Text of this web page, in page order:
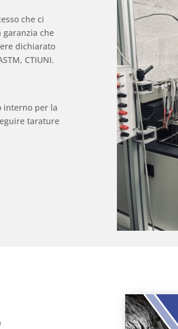
che ci
garanzia che
dichiarato
CTIUNI.
interno per la
tarature